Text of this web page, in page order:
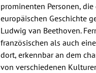
prominenten Personen,
europäischen Geschichte
Ludwig van Beethoven.
französischen als auch
dort, erkennbar an dem
von verschiedenen